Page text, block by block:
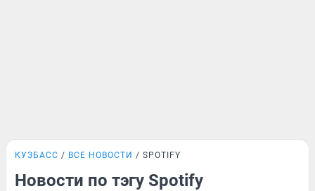
КУЗБАСС ВСЕ НОВОСТИ SPOTIFY
Новости по тэгу Spotify